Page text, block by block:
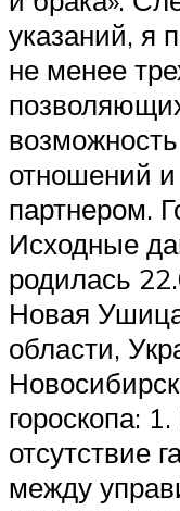
указаний, я
не менее
отношений
партнером.
Исходные
родилась
Новая
области,
гороскопа:
отсутствие
между